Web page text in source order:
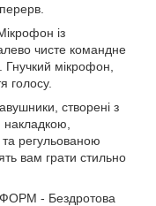
із
чисте командне
мікрофон,
голосу.
створені з
регульованою
вам грати стильно
- Бездротова